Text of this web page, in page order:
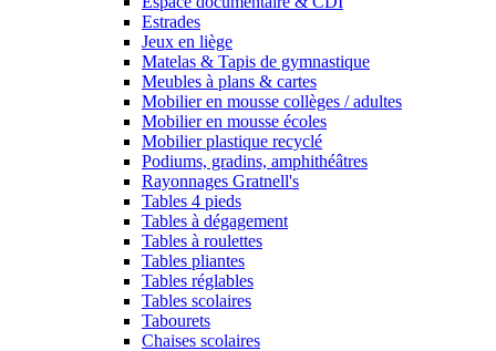
Estrades
Jeux en liège
Matelas & Tapis de gymnastique
Meubles à plans & cartes
Mobilier en mousse collèges / adultes
Mobilier en mousse écoles
Mobilier plastique recyclé
Podiums, gradins, amphithéâtres
Rayonnages Gratnell's
Tables 4 pieds
Tables à dégagement
Tables à roulettes
Tables pliantes
Tables réglables
Tables scolaires
Tabourets
Chaises scolaires